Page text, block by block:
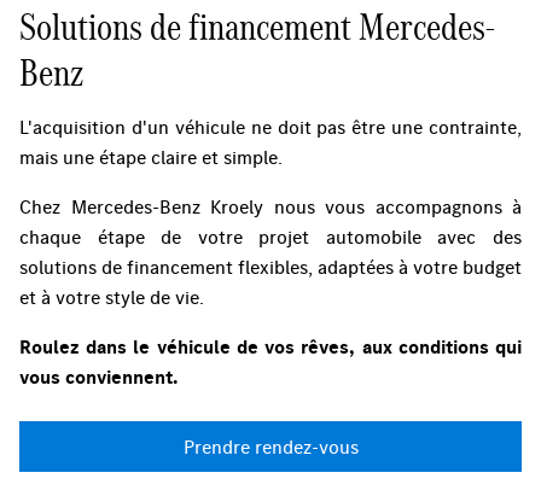
Solutions de financement Mercedes-
Benz
L'acquisition d'un véhicule ne doit pas être une contrainte,
mais une étape claire et simple.
Chez Mercedes-Benz Kroely nous vous accompagnons à
chaque étape de votre projet automobile avec des
solutions de financement flexibles, adaptées à votre budget
et à votre style de vie.
Roulez dans le véhicule de vos rêves, aux conditions qui
vous conviennent.
Prendre rendez-vous